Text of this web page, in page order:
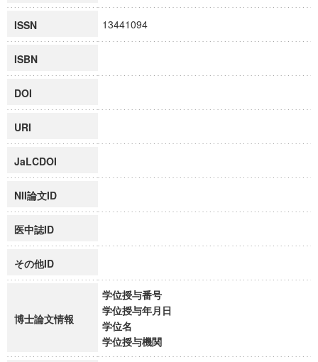
ISSN 13441094
ISBN
DOI
URI
JaLCDOI
NII論文ID
医中誌ID
その他ID
博士論文情報
学位授与番号
学位授与年月日
学位名
学位授与機関